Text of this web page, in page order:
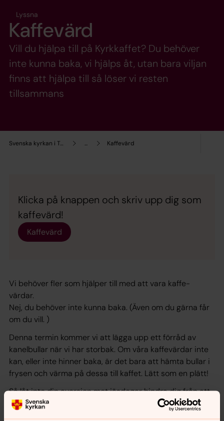
Svenska kyrkan i Toronto ... Kaffevärd
Lyssna
Kaffevärd
Vill du hjälpa till på Kyrkkaffet? Du behöver
inte kunna baka, vi hjälps åt, utan bara viljan
finns att hjälpa till så löser vi resten
tillsammans
Klicka på knappen och skriv upp dig som
kaffevärd!
Kaffevärd
Vi behöver fler som hjälper till med att vara kaffe-
värdar.
Nej, du behöver inte kunna baka. (Även om du gärna får
om du vill. )
Denna termin kommer vi att lägga upp ett förråd av
kanelbullar när vi har storbak. Om våra kaffevärdar inte
kan, eller inte hinner baka, är det bara att hämta bullar i
frysen och värma på dessa till kaffet. Lätt som en plätt!
Så låt inte din aversion mot jäsdegar hindra dig från att
bli kaffevärd. Gå ihop med en kompis och skriv upp dig
på listan. (Bara klicka på knappen) eller mejla till